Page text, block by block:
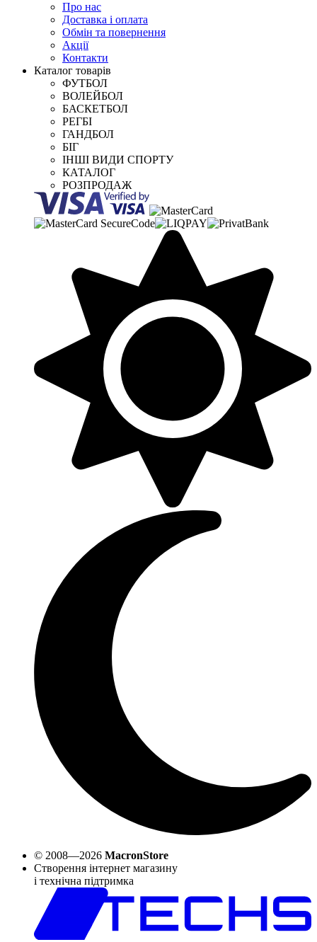
Про нас
Доставка і оплата
Обмін та повернення
Акції
Контакти
Каталог товарів
ФУТБОЛ
ВОЛЕЙБОЛ
БАСКЕТБОЛ
РЕГБІ
ГАНДБОЛ
БІГ
ІНШІ ВИДИ СПОРТУ
КАТАЛОГ
РОЗПРОДАЖ
© 2008—2026 MacronStore
Створення інтернет магазину
і технічна підтримка